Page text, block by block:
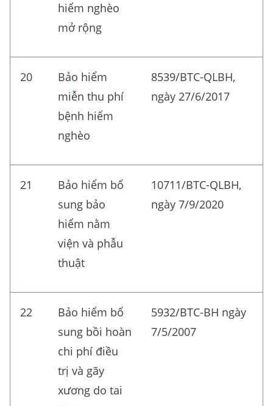
hiểm nghèo
mở rộng
20
Bảo hiểm
miễn thu phí
bệnh hiểm
nghèo
8539/BTC-QLBH,
ngày 27/6/2017
21
Bảo hiểm bổ
sung bảo
hiểm nằm
viện và phẫu
thuật
10711/BTC-QLBH,
ngày 7/9/2020
22
Bảo hiểm bổ
sung bồi hoàn
chi phí điều
trị và gãy
xương do tai
5932/BTC-BH ngày
7/5/2007